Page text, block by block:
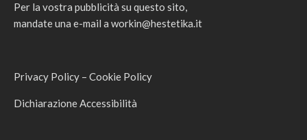
Per la vostra pubblicità su questo sito,
mandate una e-mail a workin@hestetika.it
Privacy Policy – Cookie Policy
Dichiarazione Accessibilità